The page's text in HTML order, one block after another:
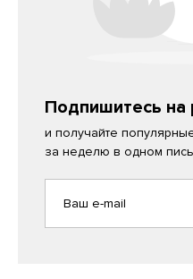
Подпишитесь на
и получайте
за неделю в одном